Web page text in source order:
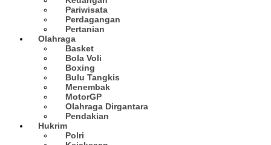
Pariwisata
Perdagangan
Pertanian
Olahraga
Basket
Bola Voli
Boxing
Bulu Tangkis
Menembak
MotorGP
Olahraga Dirgantara
Pendakian
Hukrim
Polri